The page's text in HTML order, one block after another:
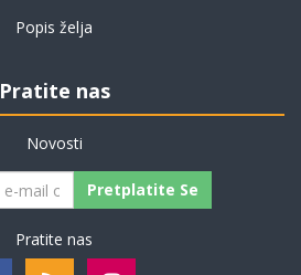
Popis želja
Pratite nas
Novosti
Pretplatite Se
Pratite nas